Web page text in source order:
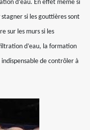
d’eau. En effet même si
si les gouttières sont
sur les murs si les
d’eau, la formation
de contrôler à